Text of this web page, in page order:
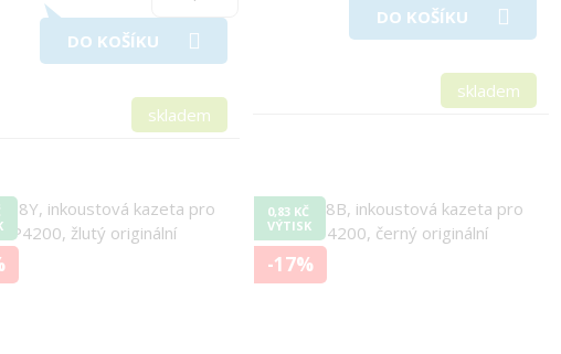
DO KOŠÍKU
skladem
DO KOŠÍKU
skladem
0,83 KČ
VÝTISK
-17%